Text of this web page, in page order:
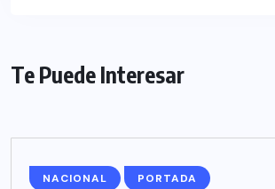
Te Puede Interesar
NACIONAL PORTADA